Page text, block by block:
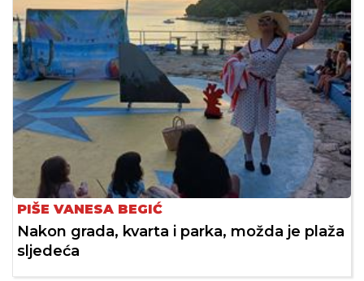
PIŠE VANESA BEGIĆ
Nakon grada, kvarta i parka, možda je plaža
sljedeća